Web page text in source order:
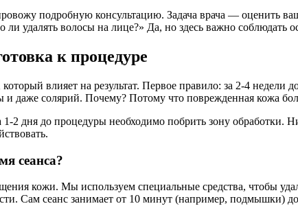
подробную консультацию. Задача врача — оценить
удалять волосы на лице?» Да, но здесь важно соблюдать
к процедуре
влияет на результат. Первое правило: за 2-4
даже солярий. Почему? Потому что поврежденная кожа
2 дня до процедуры необходимо побрить зону обработки.
сеанса?
кожи. Мы используем специальные средства, чтобы
Сам сеанс занимает от 10 минут (например, подмышки)